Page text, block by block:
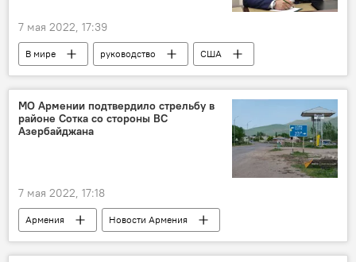
7 мая 2022, 17:39
В мире руководство
США
преступники
Вячеслав Володин
МО Армении подтвердило стрельбу в
районе Сотка со стороны ВС
Азербайджана
7 мая 2022, 17:18
Армения
Новости Армения
Ситуация на армяно-азербайджанской границе: что происходит?